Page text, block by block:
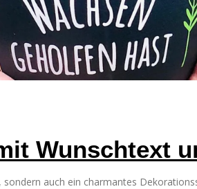
Wunschtext
auch ein charmantes